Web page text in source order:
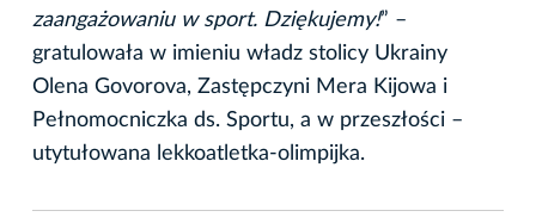
zaangażowaniu w sport. Dziękujemy!” –
gratulowała w imieniu władz stolicy Ukrainy
Olena Govorova, Zastępczyni Mera Kijowa i
Pełnomocniczka ds. Sportu, a w przeszłości –
utytułowana lekkoatletka-olimpijka.